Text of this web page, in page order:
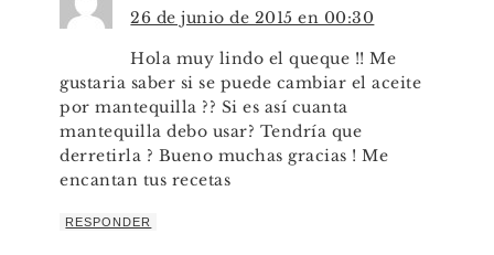
26 de junio de 2015 en 00:30
Hola muy lindo el queque !! Me
gustaria saber si se puede cambiar el aceite
por mantequilla ?? Si es así cuanta
mantequilla debo usar? Tendría que
derretirla ? Bueno muchas gracias ! Me
encantan tus recetas
RESPONDER